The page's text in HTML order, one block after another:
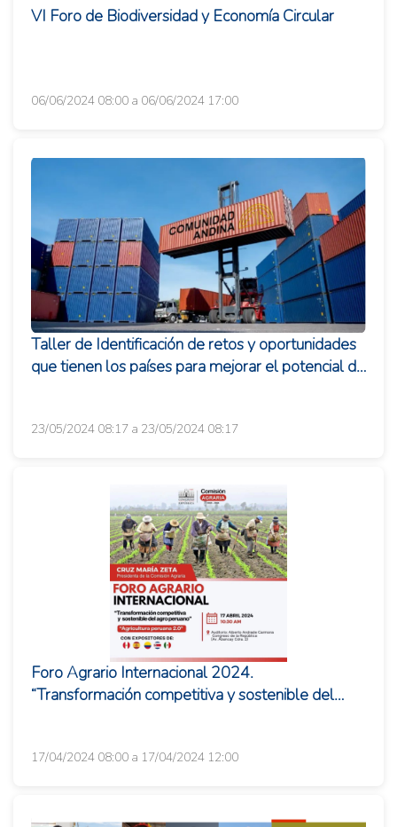
VI Foro de Biodiversidad y Economía Circular
06/06/2024 08:00 a 06/06/2024 17:00
Taller de Identificación de retos y oportunidades
que tienen los países para mejorar el potencial de
23/05/2024 08:17 a 23/05/2024 08:17
Foro Agrario Internacional 2024.
“Transformación competitiva y sostenible del
17/04/2024 08:00 a 17/04/2024 12:00